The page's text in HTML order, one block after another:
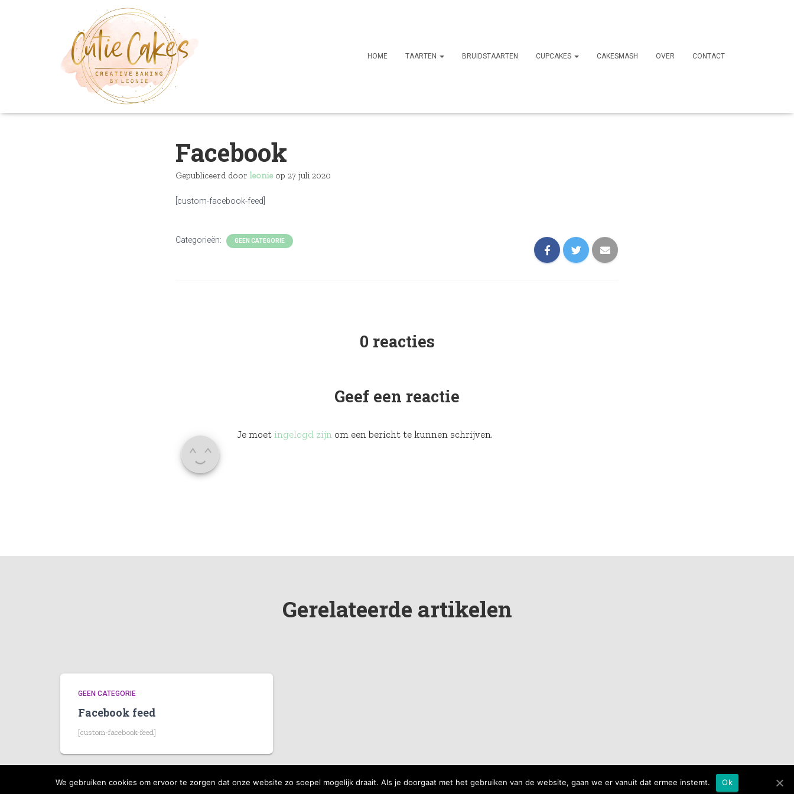
HOME TAARTEN BRUIDSTAARTEN CUPCAKES CAKESMASH OVER CONTACT
Facebook
Gepubliceerd door leonie op 27 juli 2020
[custom-facebook-feed]
Categorieën: GEEN CATEGORIE
0 reacties
Geef een reactie
Je moet ingelogd zijn om een bericht te kunnen schrijven.
Gerelateerde artikelen
GEEN CATEGORIE
Facebook feed
[custom-facebook-feed]
We gebruiken cookies om ervoor te zorgen dat onze website zo soepel mogelijk draait. Als je doorgaat met het gebruiken van de website, gaan we er vanuit dat ermee instemt. Ok